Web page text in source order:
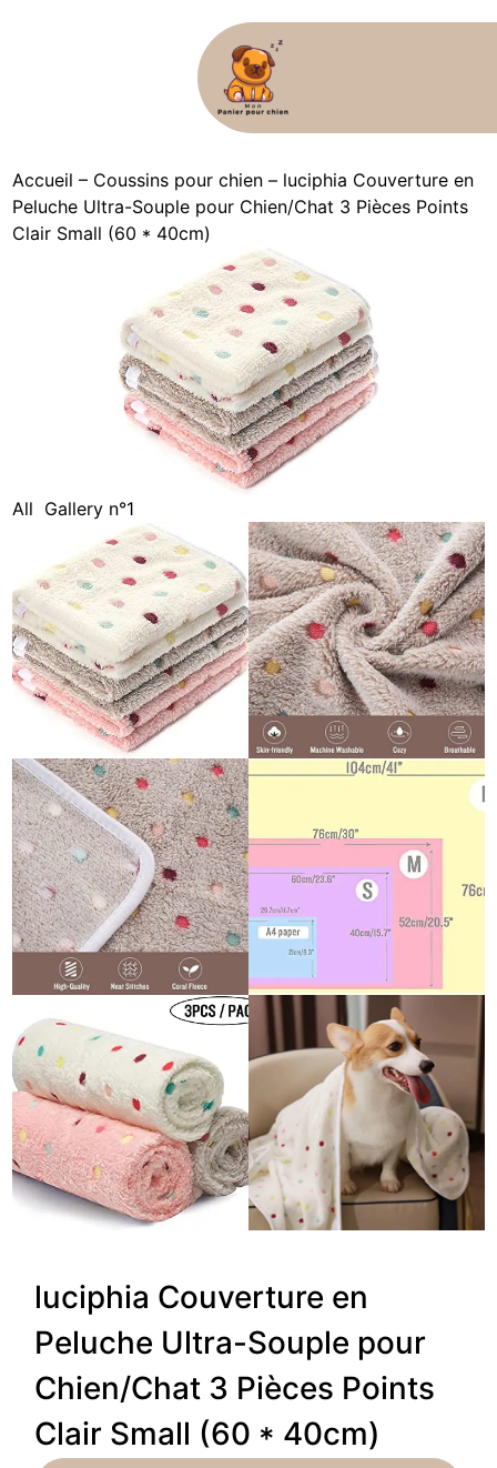
Accueil – Coussins pour chien – luciphia Couverture en
Peluche Ultra-Souple pour Chien/Chat 3 Pièces Points
Clair Small (60 * 40cm)
All Gallery n°1
luciphia Couverture en
Peluche Ultra-Souple pour
Chien/Chat 3 Pièces Points
Clair Small (60 * 40cm)